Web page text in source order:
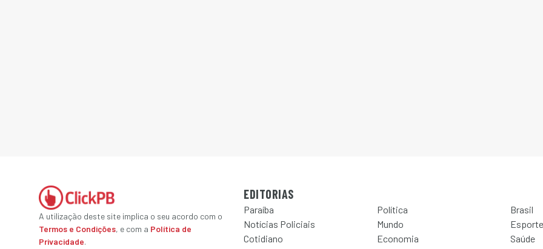
A utilização deste site implica o seu acordo com o
Termos e Condições, e com a Política de
Privacidade.
EDITORIAS
Paraíba Política
Brasil
Notícias Policiais
Mundo
Esporte
Cotidiano
Economia
Saúde